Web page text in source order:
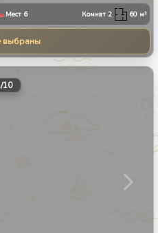
Мест 6 Комнат2 60 м²
выбраны
/10